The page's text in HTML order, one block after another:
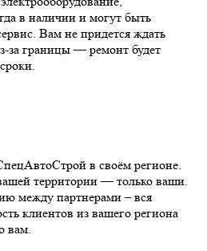
в наличии и могут быть
Вам не придется ждать
за границы — ремонт будет
в своём регионе.
территории — только ваши.
между партнерами – вся
клиентов из вашего региона
вам.